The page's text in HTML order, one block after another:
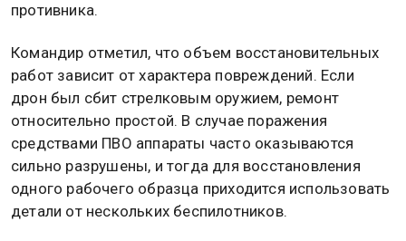
противника.
Командир отметил, что объем восстановительных
работ зависит от характера повреждений. Если
дрон был сбит стрелковым оружием, ремонт
относительно простой. В случае поражения
средствами ПВО аппараты часто оказываются
сильно разрушены, и тогда для восстановления
одного рабочего образца приходится использовать
детали от нескольких беспилотников.